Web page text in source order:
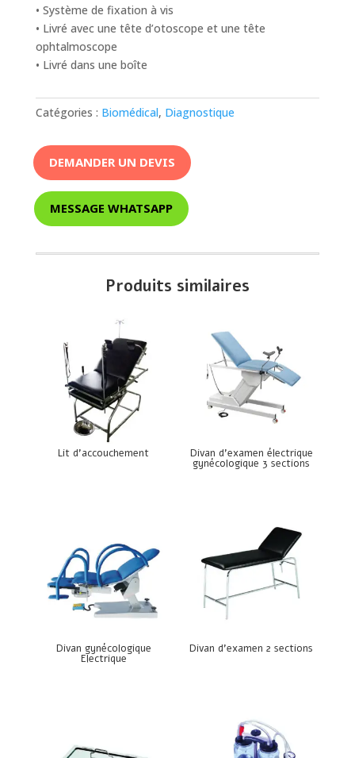
• Système de fixation à vis
• Livré avec une tête d’otoscope et une tête
ophtalmoscope
• Livré dans une boîte
Catégories : Biomédical, Diagnostique
DEMANDER UN DEVIS
MESSAGE WHATSAPP
Produits similaires
Lit d’accouchement Divan d’examen électrique
gynécologique 3 sections
Divan gynécologique
Electrique
Divan d’examen 2 sections